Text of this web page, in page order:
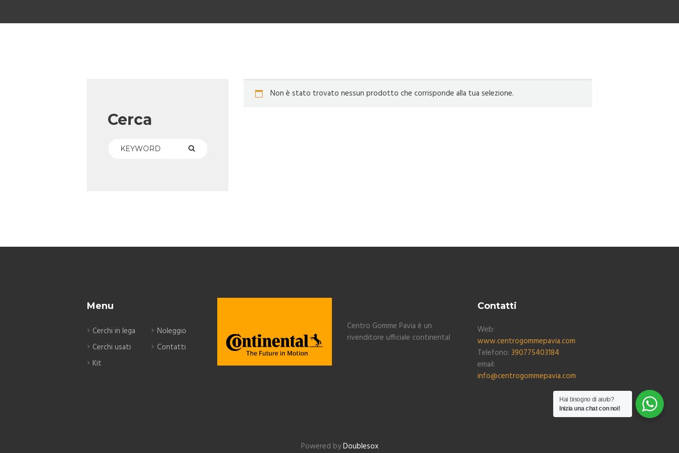
Non è stato trovato nessun prodotto che corrisponde alla tua selezione.
Cerca
Menu
Cerchi in lega
Cerchi usati
Kit
Noleggio
Contatti
Centro Gomme Pavia è un
rivenditore ufficiale continental
Contatti
Web:
www.centrogommepavia.com
Telefono: 390775403184
email:
info@centrogommepavia.com
Powered byDoublesox
Hai bisogno di aiuto?
Inizia una chat con noi!